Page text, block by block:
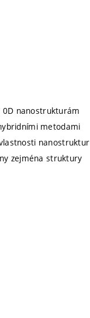
0D nanostrukturám
metodami
nanostruktur
zejména struktury